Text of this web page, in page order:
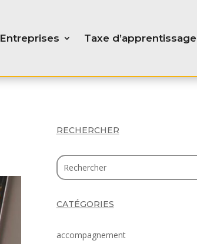
Entreprises Taxe d’apprentissage
RECHERCHER
CATÉGORIES
accompagnement